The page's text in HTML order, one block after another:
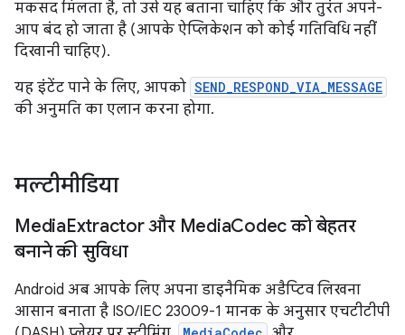
मकसद मिलता है, तो उसे यह बताना चाहिए कि और तुरंत अपने-
आप बंद हो जाता है (आपके ऐप्लिकेशन को कोई गतिविधि नहीं
दिखानी चाहिए).
यह इंटेंट पाने के लिए, आपको SEND_RESPOND_VIA_MESSAGE
की अनुमति का एलान करना होगा.
मल्टीमीडिया
MediaExtractor और MediaCodec को बेहतर
बनाने की सुविधा
Android अब आपके लिए अपना डाइनैमिक अडैप्टिव लिखना
आसान बनाता है ISO/IEC 23009-1 मानक के अनुसार एचटीटीपी